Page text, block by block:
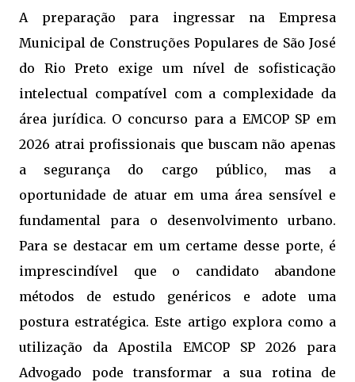
A preparação para ingressar na Empresa
Municipal de Construções Populares de São José
do Rio Preto exige um nível de sofisticação
intelectual compatível com a complexidade da
área jurídica. O concurso para a EMCOP SP em
2026 atrai profissionais que buscam não apenas
a segurança do cargo público, mas a
oportunidade de atuar em uma área sensível e
fundamental para o desenvolvimento urbano.
Para se destacar em um certame desse porte, é
imprescindível que o candidato abandone
métodos de estudo genéricos e adote uma
postura estratégica. Este artigo explora como a
utilização da Apostila EMCOP SP 2026 para
Advogado pode transformar a sua rotina de